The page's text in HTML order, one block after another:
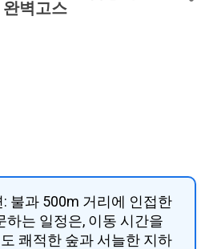
벽고스
불과 500m 거리에 인접한
하는 일정은, 이동 시간을
쾌적한 숲과 서늘한 지하